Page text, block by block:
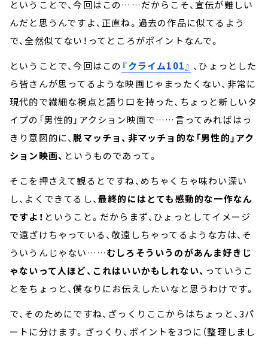
ということで、今回はこの……だからこそ、宣伝が難しい
んだと思うんですよ、正直ね。過去の作品に似てるよう
で、全然似てない！ってところがポイントなんで。
ということで、今回はこの 『クライム101』 、ひょっとした
ら皆さんが思ってるような映画じゃまったくない、非常に
現代的で繊細な視点と語り口を持った、ちょっと新しいタ
イプの「男性的」アクション映画で……言ってみればはっ
きり意図的に、脱マッチョ、非マッチョ的な「男性的」アク
ション映画、 というものであって。
そこを押さえて観るとですね、めちゃくちゃ味わい深い
し、よくできてるし、最終的にはとても感動的な一作なん
ですよ！ ということ。だからまず、ひょっとしてイメージ
で遠ざけちゃっている、敬遠しちゃってるような方は、そ
ういうんじゃない……むしろそういうのがあんま好きじ
ゃないって人ほど、これはいいかもしれない、 っていうこ
とをちょっと、僕なりにお伝えしたいなと思うわけです。
で、そのためにですね、ざっくりここからはちょっと、3パ
ートに分けます。ざっくり、ポイントを3つに（整理しまし